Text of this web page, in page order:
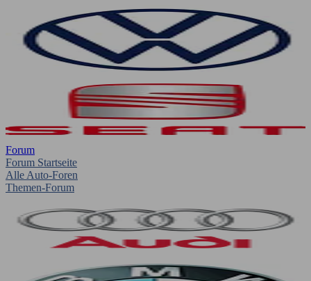
Forum
Forum Startseite
Alle Auto-Foren
Themen-Forum